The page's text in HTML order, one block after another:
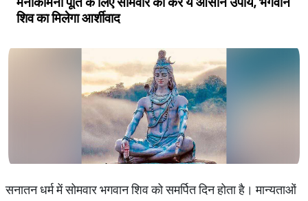
शिव का मिलेगा आर्शीवाद
सनातन धर्म में सोमवार भगवान शिव को समर्पित दिन होता है। मान्यताओं